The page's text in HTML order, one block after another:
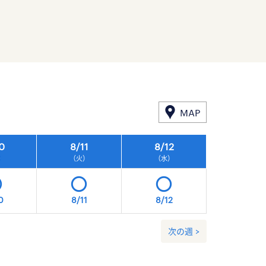
MAP
8/11
（火）
8/12
（水）
8/11 8/12
次の週 >